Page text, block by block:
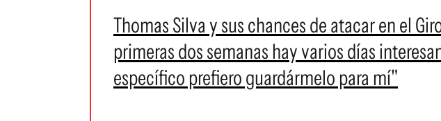
Thomas Silva y sus chances de atacar en el
primeras dos semanas hay varios días
específico prefiero guardármelo para mí"